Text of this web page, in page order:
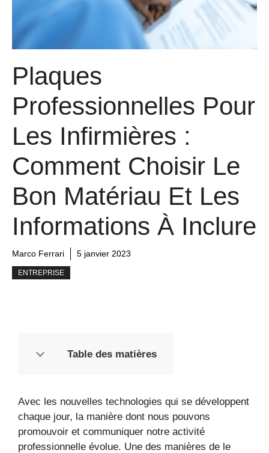
Plaques
Professionnelles Pour
Les Infirmières :
Comment Choisir Le
Bon Matériau Et Les
Informations À Inclure
Marco Ferrari 5 janvier 2023
ENTREPRISE
Table des matières
Avec les nouvelles technologies qui se développent
chaque jour, la manière dont nous pouvons
promouvoir et communiquer notre activité
professionnelle évolue. Une des manières de le